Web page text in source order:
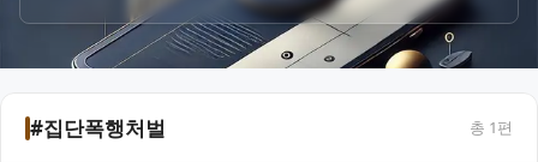
#집단폭행처벌 총 1편